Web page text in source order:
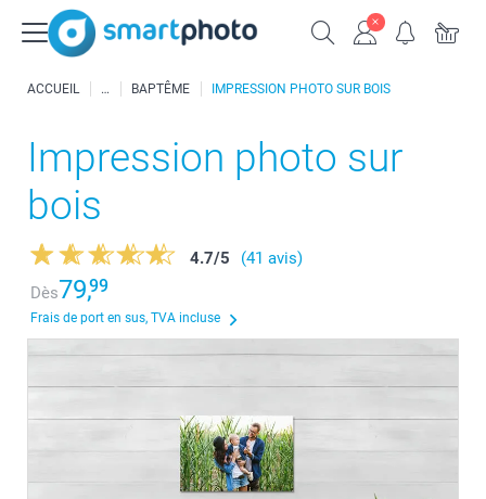
ACCUEIL BAPTÊME IMPRESSION PHOTO SUR BOIS
Impression photo sur
bois
4.7/5
(41 avis)
Dès79,99
Frais de port en sus, TVA incluse